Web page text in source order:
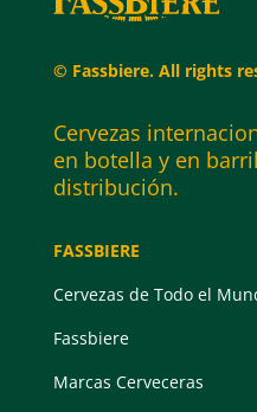
© Fassbiere. All rights
Cervezas
en botella y en
distribución.
FASSBIERE
Cervezas de Todo el
Fassbiere
Marcas Cerveceras